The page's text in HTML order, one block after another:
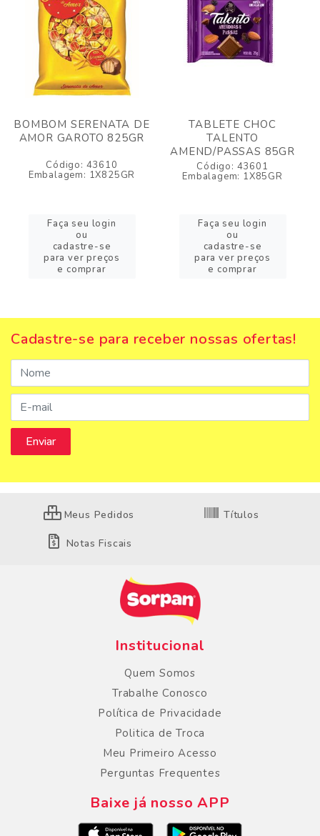
BOMBOM SERENATA DE
AMOR GAROTO 825GR
Código: 43610
Embalagem: 1X825GR
Faça seu login
ou
cadastre-se
para ver preços
e comprar
TABLETE CHOC
TALENTO
AMEND/PASSAS 85GR
Código: 43601
Embalagem: 1X85GR
Faça seu login
ou
cadastre-se
para ver preços
e comprar
Cadastre-se para receber nossas ofertas!
Meus Pedidos Títulos
Notas Fiscais
Institucional
Quem Somos
Trabalhe Conosco
Política de Privacidade
Politica de Troca
Meu Primeiro Acesso
Perguntas Frequentes
Baixe já nosso APP